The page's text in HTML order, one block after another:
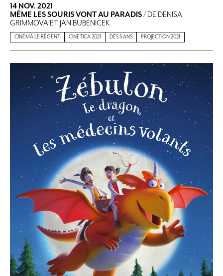
14 NOV. 2021
MÊME LES SOURIS VONT AU PARADIS/ DE DENISA
GRIMMOVA ET JAN BUBENICEK
CINÉMA LE RÉGENT CINETICA 2021 DÈS 5 ANS PROJECTION 2021